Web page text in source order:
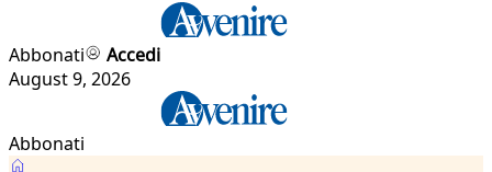
Abbonati
Accedi
August 9, 2026
Abbonati